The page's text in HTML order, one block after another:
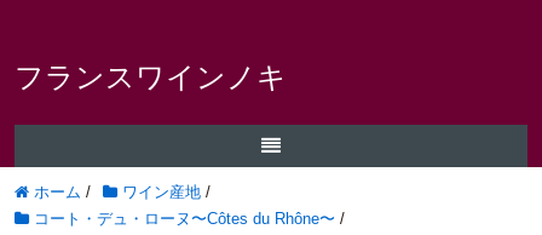
フランスワインノキ
ホーム / ワイン産地 /
コート・デュ・ローヌ〜Côtes du Rhône〜 /